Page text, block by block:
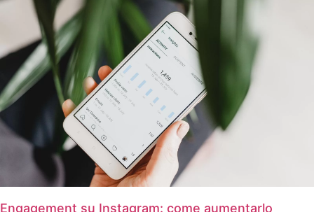
Engagement su Instagram: come aumentarlo